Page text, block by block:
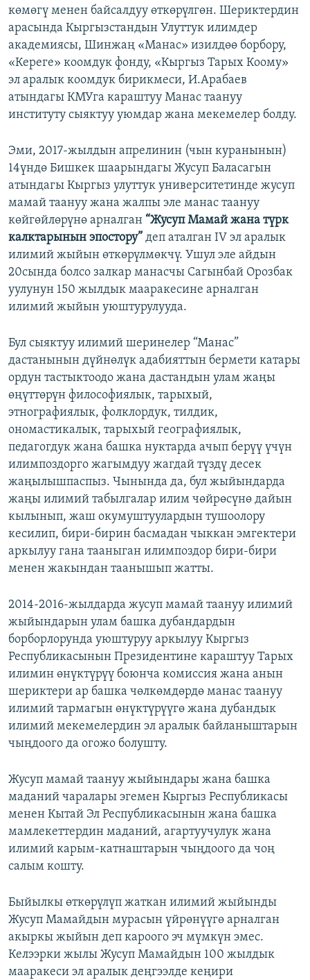
көмөгү менен байсалдуу өткөрүлгөн. Шериктердин
арасында Кыргызстандын Улуттук илимдер
академиясы, Шинжаң «Манас» изилдөө борбору,
«Кереге» коомдук фонду, «Кыргыз Тарых Коому»
эл аралык коомдук бирикмеси, И.Арабаев
атындагы КМУга караштуу Манас таануу
институту сыяктуу уюмдар жана мекемелер болду.
Эми, 2017-жылдын апрелинин (чын куранынын)
14үндө Бишкек шаарындагы Жусуп Баласагын
атындагы Кыргыз улуттук университетинде жусуп
мамай таануу жана жалпы эле манас таануу
көйгөйлөрүнө арналган “Жусуп Мамай жана түрк
калктарынын эпостору” деп аталган IV эл аралык
илимий жыйын өткөрүлмөкчү. Ушул эле айдын
20сында болсо залкар манасчы Сагынбай Орозбак
уулунун 150 жылдык мааракесине арналган
илимий жыйын уюштурулууда.
Бул сыяктуу илимий шеринелер “Манас”
дастанынын дүйнөлүк адабияттын бермети катары
ордун тастыктоодо жана дастандын улам жаңы
өңүттөрүн философиялык, тарыхый,
этнографиялык, фолклордук, тилдик,
ономастикалык, тарыхый географиялык,
педагогдук жана башка нуктарда ачып берүү үчүн
илимпоздорго жагымдуу жагдай түздү десек
жаңылышпаспыз. Чынында да, бул жыйындарда
жаңы илимий табылгалар илим чөйрөсүнө дайын
кылынып, жаш окумуштуулардын тушоолору
кесилип, бири-бирин басмадан чыккан эмгектери
аркылуу гана тааныган илимпоздор бири-бири
менен жакындан таанышып жатты.
2014-2016-жылдарда жусуп мамай таануу илимий
жыйындарын улам башка дубандардын
борборлорунда уюштуруу аркылуу Кыргыз
Республикасынын Президентине караштуу Тарых
илимин өнүктүрүү боюнча комиссия жана анын
шериктери ар башка чөлкөмдөрдө манас таануу
илимий тармагын өнүктүрүүгө жана дубандык
илимий мекемелердин эл аралык байланыштарын
чыңдоого да огожо болушту.
Жусуп мамай таануу жыйындары жана башка
маданий чаралары эгемен Кыргыз Республикасы
менен Кытай Эл Республикасынын жана башка
мамлекеттердин маданий, агартуучулук жана
илимий карым-катнаштарын чыңдоого да чоң
салым кошту.
Быйылкы өткөрүлүп жаткан илимий жыйынды
Жусуп Мамайдын мурасын үйрөнүүгө арналган
акыркы жыйын деп кароого эч мүмкүн эмес.
Келээрки жылы Жусуп Мамайдын 100 жылдык
мааракеси эл аралык деңгээлде кеңири